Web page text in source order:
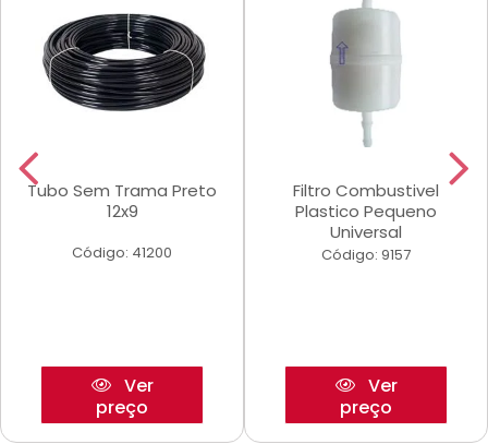
Tubo Sem Trama Preto
12x9
Código: 41200
Ver
preço
Filtro Combustivel
Plastico Pequeno
Universal
Código: 9157
Ver
preço